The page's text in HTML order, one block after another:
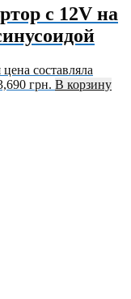
с 12V на
составляла
грн. В корзину